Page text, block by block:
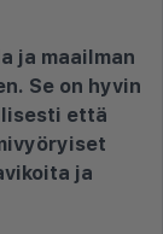
ja maailman
Se on hyvin
että
ja